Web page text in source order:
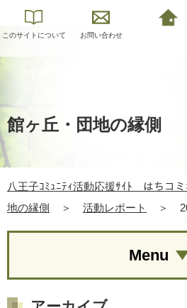
このサイトについて お問い合わせ
館ヶ丘・団地の縁側
八王子ｺﾐｭﾆﾃｨ活動応援ｻｲﾄ はちコミ
地の縁側
＞ 活動レポート ＞
Menu